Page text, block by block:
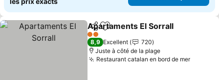
PartagerAjouter à mes favoris
Apartaments El Sorrall
2 Étoiles
8,9 Excellent
720
Juste à côté de la plage
Restaurant catalan en bord de mer